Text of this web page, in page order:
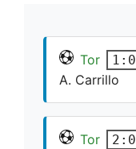
Tor 1:0
A. Carrillo
Tor 2:0